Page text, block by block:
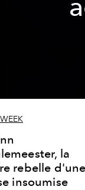
la
rebelle d'une
insoumise